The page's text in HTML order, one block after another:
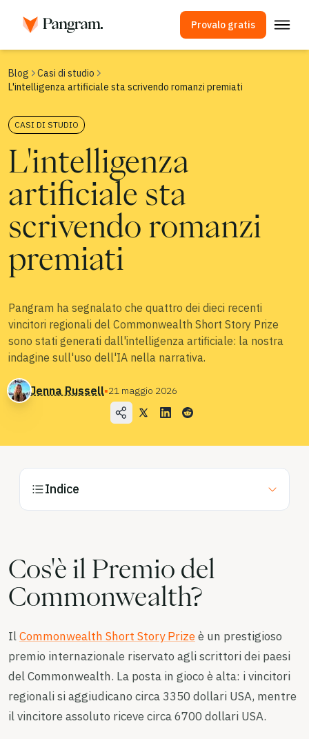
Provalo gratis
Rilevatore di IA
Rilevatore di immagini
API
Integrazioni
Controllo antiplagio
Rilevamento multilingue tramite IA
Casi d'uso
Azienda
Blog
Prezzi
Contatta l'ufficio vendite
Provalo gratis
Blog
Casi di studio
L'intelligenza artificiale sta scrivendo romanzi premiati
CASI DI STUDIO
L'intelligenza
artificiale sta
scrivendo romanzi
premiati
Pangram ha segnalato che quattro dei dieci recenti
vincitori regionali del Commonwealth Short Story Prize
sono stati generati dall'intelligenza artificiale: la nostra
indagine sull'uso dell'IA nella narrativa.
Jenna Russell▪21 maggio 2026
Indice
Cos'è il Premio del
Commonwealth?
IlCommonwealth Short Story Prizeè un prestigioso
premio internazionale riservato agli scrittori dei paesi
del Commonwealth. La posta in gioco è alta: i vincitori
regionali si aggiudicano circa 3350 dollari USA, mentre
il vincitore assoluto riceve circa 6700 dollari USA.